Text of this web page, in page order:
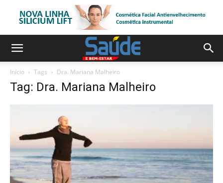
Início Tags Dra. Mariana Malheiro
Tag: Dra. Mariana Malheiro